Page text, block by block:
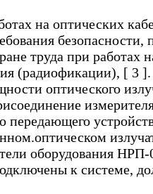
на оптических
безопасности,
труда при работах
(радиофикации), [ 3 ].
оптического
оборудования НРП-
к системе,